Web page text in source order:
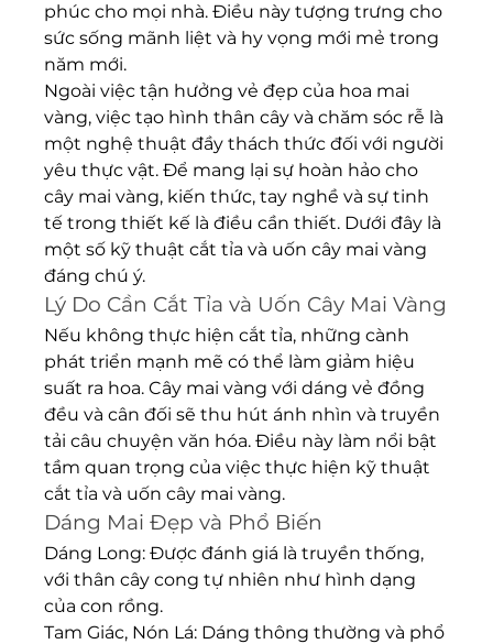
phúc cho mọi nhà. Điều này tượng trưng cho
sức sống mãnh liệt và hy vọng mới mẻ trong
năm mới.
Ngoài việc tận hưởng vẻ đẹp của hoa mai
vàng, việc tạo hình thân cây và chăm sóc rễ là
một nghệ thuật đầy thách thức đối với người
yêu thực vật. Để mang lại sự hoàn hảo cho
cây mai vàng, kiến thức, tay nghề và sự tinh
tế trong thiết kế là điều cần thiết. Dưới đây là
một số kỹ thuật cắt tỉa và uốn cây mai vàng
đáng chú ý.
Lý Do Cần Cắt Tỉa và Uốn Cây Mai Vàng
Nếu không thực hiện cắt tỉa, những cành
phát triển mạnh mẽ có thể làm giảm hiệu
suất ra hoa. Cây mai vàng với dáng vẻ đồng
đều và cân đối sẽ thu hút ánh nhìn và truyền
tải câu chuyện văn hóa. Điều này làm nổi bật
tầm quan trọng của việc thực hiện kỹ thuật
cắt tỉa và uốn cây mai vàng.
Dáng Mai Đẹp và Phổ Biến
Dáng Long: Được đánh giá là truyền thống,
với thân cây cong tự nhiên như hình dạng
của con rồng.
Tam Giác, Nón Lá: Dáng thông thường và phổ